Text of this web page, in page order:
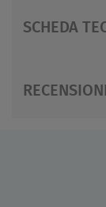
SCHEDA
RECENSIONI